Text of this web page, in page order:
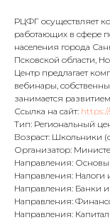
РЦФГ осуществляет
работающих в сфере
населения города
Псковской области,
Центр предлагает
вебинары,
занимается
Ссылка на сайт:
Тип: Региональный
Возраст: Школьники
Организатор:
Направления: Основы
Направления: Налоги
Направления: Банки
Направления:
Направления: